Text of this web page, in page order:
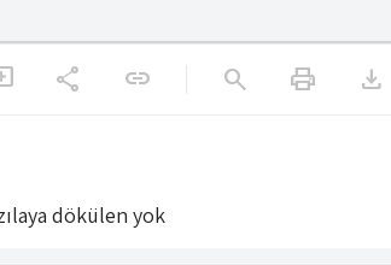
share link search print download
dökülen yok